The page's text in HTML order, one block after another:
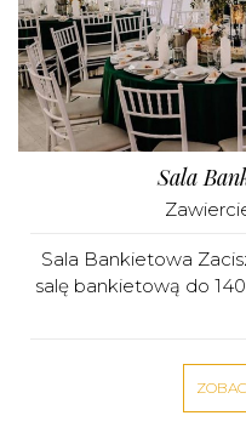
Sala
Sala Bankietowa
salę bankietową do